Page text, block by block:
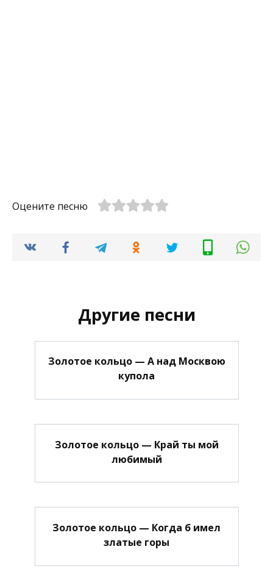
Оцените песню
Другие песни
Золотое кольцо — А над Москвою
купола
Золотое кольцо — Край ты мой
любимый
Золотое кольцо — Когда б имел
златые горы